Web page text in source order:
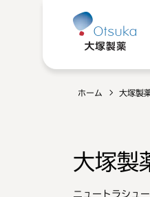
ホーム 大塚製
大塚製
ニュートラシュ